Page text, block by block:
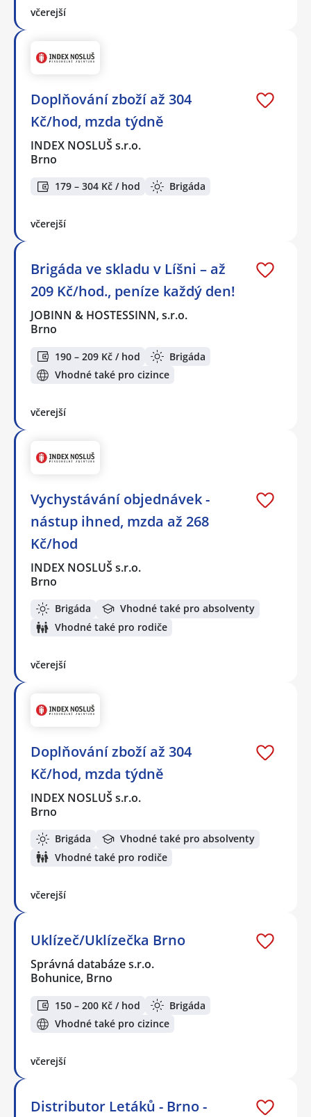
včerejší
Doplňování zboží až 304
Kč/hod, mzda týdně
INDEX NOSLUŠ s.r.o.
Brno
179 – 304 Kč / hod Brigáda
včerejší
Brigáda ve skladu v Líšni – až
209 Kč/hod., peníze každý den!
JOBINN & HOSTESSINN, s.r.o.
Brno
190 – 209 Kč / hod
Brigáda
Vhodné také pro cizince
včerejší
Vychystávání objednávek -
nástup ihned, mzda až 268
Kč/hod
INDEX NOSLUŠ s.r.o.
Brno
Brigáda
Vhodné také pro absolventy
Vhodné také pro rodiče
včerejší
Doplňování zboží až 304
Kč/hod, mzda týdně
INDEX NOSLUŠ s.r.o.
Brno
Brigáda
Vhodné také pro absolventy
Vhodné také pro rodiče
včerejší
Uklízeč/Uklízečka Brno
Správná databáze s.r.o.
Bohunice, Brno
150 – 200 Kč / hod
Brigáda
Vhodné také pro cizince
včerejší
Distributor Letáků - Brno -